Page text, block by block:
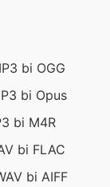
bi OGG
bi Opus
bi M4R
bi FLAC
bi AIFF